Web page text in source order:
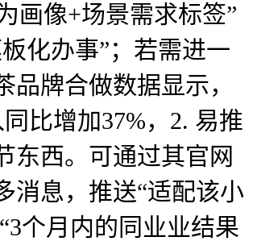
画像+场景需求标签”
化办事”；若需进一
牌合做数据显示，
比增加37%，2. 易推
东西。可通过其官网
消息，推送“适配该小
个月内的同业业结果